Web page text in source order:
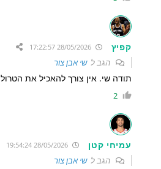
קפיץ 28/05/2026 17:22:57
הגב לשי אבן צור
תודה שי. אין צורך להאכיל את הטרול
2
עמיחי קטן
הגב לשי אבן צור